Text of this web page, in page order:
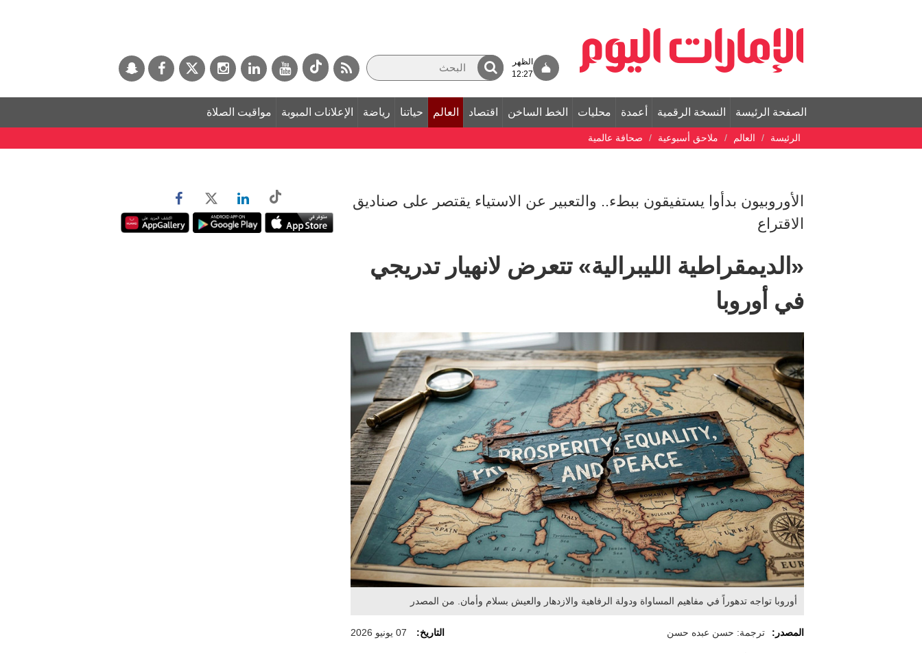
الظهر
12:27
الصفحة الرئيسة النسخة الرقمية أعمدة محليات الخط الساخن اقتصاد العالم حياتنا رياضة الإعلانات المبوبة مواقيت الصلاة
الرئيسة العالم ملاحق أسبوعية صحافة عالمية
الأوروبيون بدأوا يستفيقون ببطء.. والتعبير عن الاستياء يقتصر على صناديق
الاقتراع
«الديمقراطية الليبرالية» تتعرض لانهيار تدريجي
في أوروبا
أوروبا تواجه تدهوراً في مفاهيم المساواة ودولة الرفاهية والازدهار والعيش بسلام وأمان. من المصدر
المصدر: ترجمة: حسن عبده حسن التاريخ: 07 يونيو 2026